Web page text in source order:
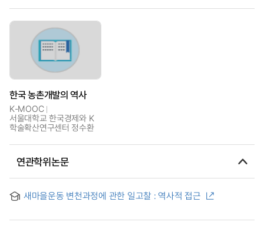
한국 농촌개발의 역사
K-MOOC
서울대학교 한국경제와 K
학술확산연구센터 정수환
연관학위논문
새마을운동 변천과정에 관한 일고찰 : 역사적 접근